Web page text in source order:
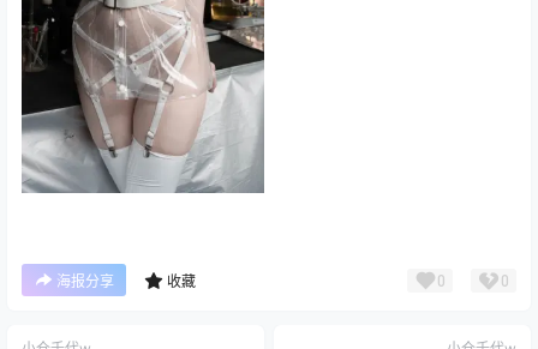
海报分享 收藏 0 0